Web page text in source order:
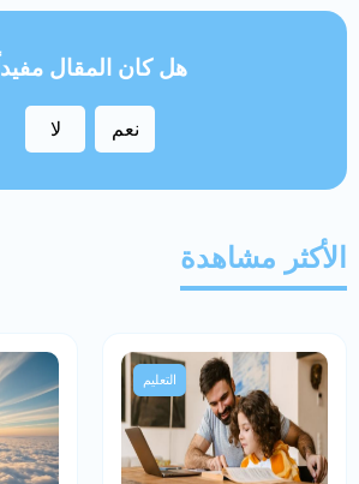
هل كان المقال مفيداً
نعم لا
الأكثر مشاهدة
التعليم